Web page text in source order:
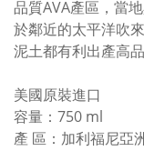
品質AVA產區，當
於鄰近的太平洋吹
泥土都有利出產高
美國原裝進口
容量：750 ml
產 區：加利福尼亞